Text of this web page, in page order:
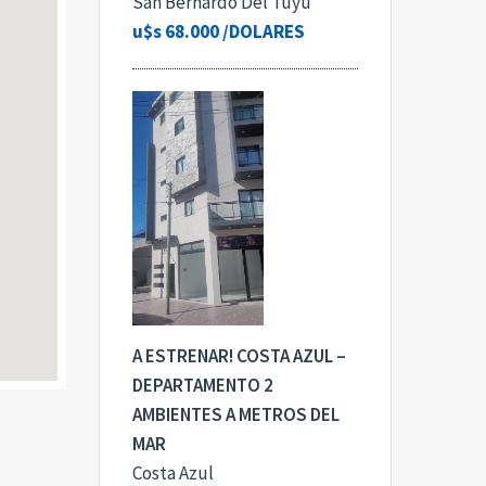
u$s 68.000/DOLARES
A ESTRENAR! COSTA AZUL –
DEPARTAMENTO 2
AMBIENTES A METROS DEL
MAR
Costa Azul